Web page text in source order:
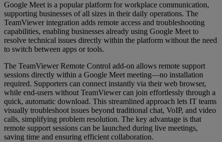
Google Meet is a popular platform for workplace communication,
supporting businesses of all sizes in their daily operations. The
TeamViewer integration adds remote access and troubleshooting
capabilities, enabling businesses already using Google Meet to
resolve technical issues directly within the platform without the need
to switch between apps or tools.
The TeamViewer Remote Control add-on allows remote support
sessions directly within a Google Meet meeting—no installation
required. Supporters can connect instantly via their web browser,
while end-users without TeamViewer can join effortlessly through a
quick, automatic download. This streamlined approach lets IT teams
visually troubleshoot issues beyond traditional chat, VoIP, and video
calls, simplifying problem resolution. The key advantage is that
remote support sessions can be launched during live meetings,
saving time and ensuring efficient collaboration.